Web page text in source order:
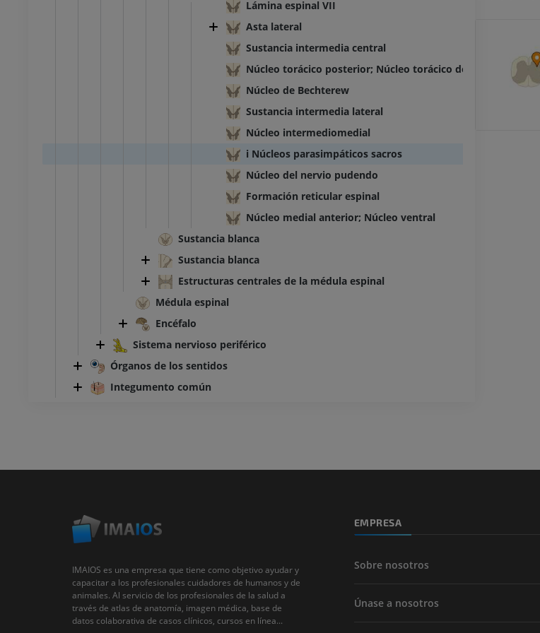
Lámina espinal VII
Asta lateral
Sustancia intermedia central
Núcleo torácico posterior; Núcleo torácico dorsal
Núcleo de Bechterew
Sustancia intermedia lateral
Núcleo intermediomedial
i Núcleos parasimpáticos sacros
Núcleo del nervio pudendo
Formación reticular espinal
Núcleo medial anterior; Núcleo ventral
Sustancia blanca
Sustancia blanca
Estructuras centrales de la médula espinal
Médula espinal
Encéfalo
Sistema nervioso periférico
Órganos de los sentidos
Integumento común
Miembro inferior
Ilustraciones
TC del tobillo y del pie
Radiografías del miembro
superior
PREMIUM
Ilustraciones
PREMIUM
superior
IMAIOS es una empresa que tiene como objetivo ayudar y
capacitar a los profesionales cuidadores de humanos y de
animales. Al servicio de los profesionales de la salud a
través de atlas de anatomía, imagen médica, base de
datos colaborativa de casos clínicos, cursos en línea...
EMPRESA
Sobre nosotros
Únase a nosotros